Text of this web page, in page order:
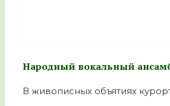
Народный вокальный
В живописных объятиях